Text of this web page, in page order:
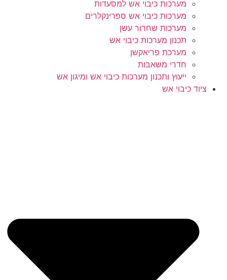
מערכות כיבוי אש למסעדות
מערכות כיבוי אש ספרינקלרים
מערכות שחרור עשן
תכנון מערכות כיבוי אש
מערכת פריאקשן
חדרי משאבות
ייעוץ ותכנון מערכות כיבוי אש ומיגון אש
ציוד כיבוי אש